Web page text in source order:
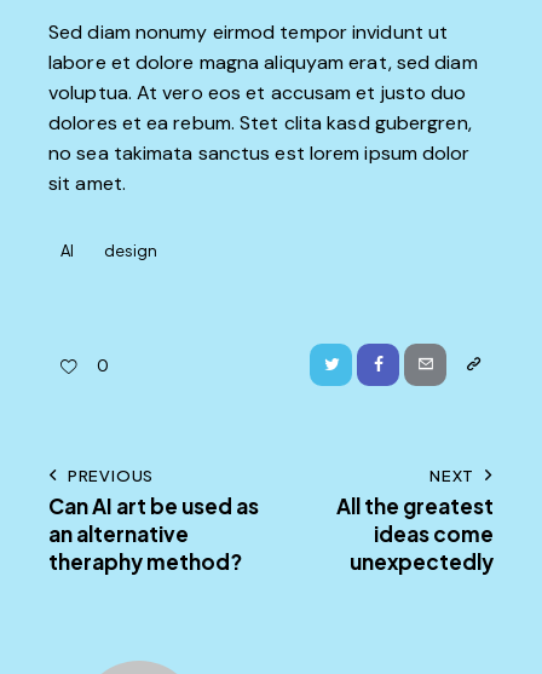
Sed diam nonumy eirmod tempor invidunt ut
labore et dolore magna aliquyam erat, sed diam
voluptua. At vero eos et accusam et justo duo
dolores et ea rebum. Stet clita kasd gubergren,
no sea takimata sanctus est lorem ipsum dolor
sit amet.
AI design
0 Twitter FacebookEmail
Copy
Post
navigation
PREVIOUS
Can AI art be used as
an alternative
theraphy method?
NEXT
All the greatest
ideas come
unexpectedly